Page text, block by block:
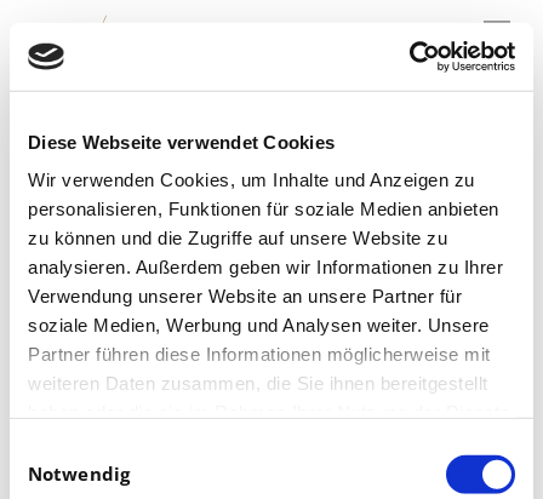
Diese Webseite verwendet Cookies
Wir verwenden Cookies, um Inhalte und Anzeigen zu
personalisieren, Funktionen für soziale Medien anbieten
zu können und die Zugriffe auf unsere Website zu
analysieren. Außerdem geben wir Informationen zu Ihrer
Verwendung unserer Website an unsere Partner für
soziale Medien, Werbung und Analysen weiter. Unsere
Partner führen diese Informationen möglicherweise mit
weiteren Daten zusammen, die Sie ihnen bereitgestellt
Notwendig
main
Menu
Das war der
Leipziger
Opernball 2021